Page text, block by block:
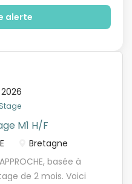
M1 H/F
Bretagne
basée à
de 2 mois. Voici